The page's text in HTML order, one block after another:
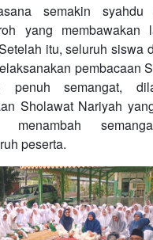
semakin syahdu
yang membawakan
itu, seluruh siswa
pembacaan
penuh semangat,
Sholawat Nariyah
menambah
peserta.